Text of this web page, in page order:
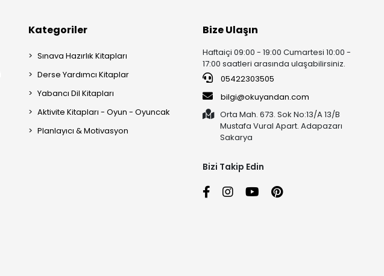
Kategoriler
Sınava Hazırlık Kitapları
Derse Yardımcı Kitaplar
Yabancı Dil Kitapları
Aktivite Kitapları - Oyun - Oyuncak
Planlayıcı & Motivasyon
Bize Ulaşın
Haftaiçi 09:00 - 19:00 Cumartesi 10:00 -
17:00 saatleri arasında ulaşabilirsiniz.
05422303505
bilgi@okuyandan.com
Orta Mah. 673. Sok No:13/A 13/B
Mustafa Vural Apart. Adapazarı
Sakarya
Bizi Takip Edin